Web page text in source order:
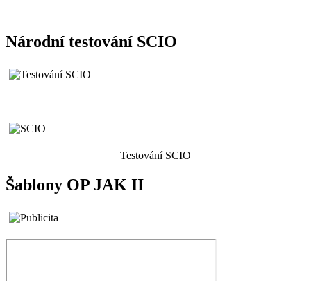
Národní testování SCIO
Testování SCIO
Šablony OP JAK II